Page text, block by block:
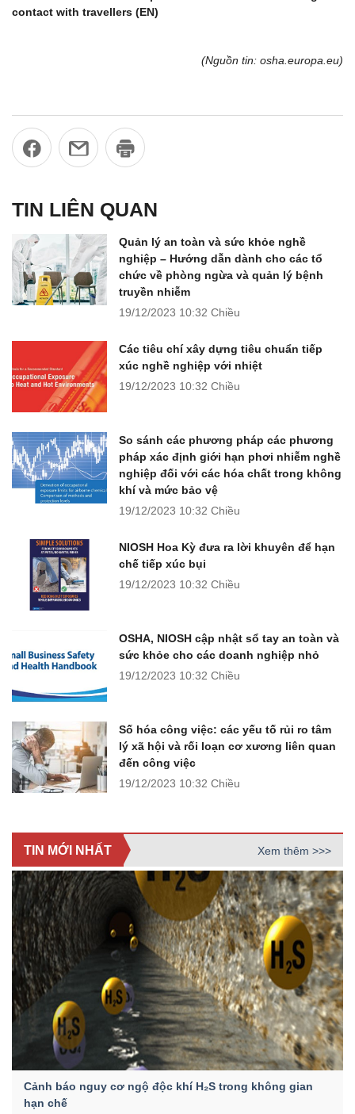
contact with travellers (EN)
(Nguồn tin: osha.europa.eu)
TIN LIÊN QUAN
Quản lý an toàn và sức khỏe nghề
nghiệp – Hướng dẫn dành cho các tổ
chức về phòng ngừa và quản lý bệnh
truyền nhiễm
19/12/2023 10:32 Chiều
Các tiêu chí xây dựng tiêu chuẩn tiếp
xúc nghề nghiệp với nhiệt
19/12/2023 10:32 Chiều
So sánh các phương pháp các phương
pháp xác định giới hạn phơi nhiễm nghề
nghiệp đối với các hóa chất trong không
khí và mức bảo vệ
19/12/2023 10:32 Chiều
NIOSH Hoa Kỳ đưa ra lời khuyên để hạn
chế tiếp xúc bụi
19/12/2023 10:32 Chiều
OSHA, NIOSH cập nhật sổ tay an toàn và
sức khỏe cho các doanh nghiệp nhỏ
19/12/2023 10:32 Chiều
Số hóa công việc: các yếu tố rủi ro tâm
lý xã hội và rối loạn cơ xương liên quan
đến công việc
19/12/2023 10:32 Chiều
TIN MỚI NHẤT Xem thêm >>>
Cảnh báo nguy cơ ngộ độc khí H₂S trong không gian
hạn chế